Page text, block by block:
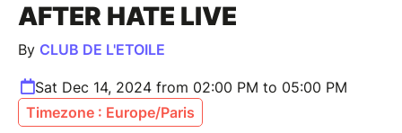
AFTER HATE LIVE
By CLUB DE L'ETOILE
Sat Dec 14, 2024 from 02:00 PM to 05:00 PM
Timezone : Europe/Paris